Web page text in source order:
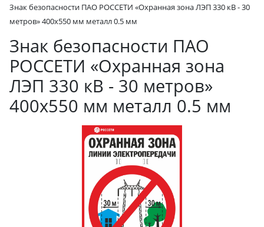
Знак безопасности ПАО РОССЕТИ «Охранная зона ЛЭП 330 кВ - 30
метров» 400х550 мм металл 0.5 мм
Знак безопасности ПАО
РОССЕТИ «Охранная зона
ЛЭП 330 кВ - 30 метров»
400х550 мм металл 0.5 мм